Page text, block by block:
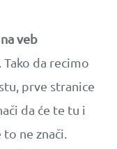
veb
da recimo
prve stranice
da će te tu i
ne znači.